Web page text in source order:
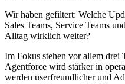
Wir haben gefiltert: Welche
Sales Teams, Service Teams
Alltag wirklich weiter?
Im Fokus stehen vor allem drei
Agentforce wird stärker in
werden userfreundlicher und